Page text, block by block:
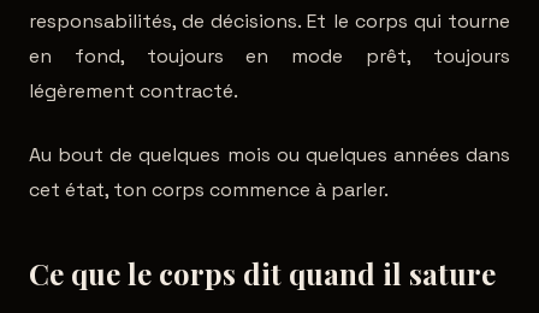
responsabilités, de décisions. Et le corps qui tourne
en fond, toujours en mode prêt, toujours
légèrement contracté.
Au bout de quelques mois ou quelques années dans
cet état, ton corps commence à parler.
Ce que le corps dit quand il sature